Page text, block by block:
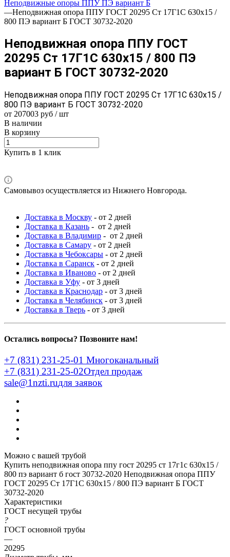
Неподвижные опоры ППУ ПЭ вариант Б
—Неподвижная опора ППУ ГОСТ 20295 Ст 17Г1С 630x15 /
800 ПЭ вариант Б ГОСТ 30732-2020
Неподвижная опора ППУ ГОСТ
20295 Ст 17Г1С 630x15 / 800 ПЭ
вариант Б ГОСТ 30732-2020
Неподвижная опора ППУ ГОСТ 20295 Ст 17Г1С 630x15 /
800 ПЭ вариант Б ГОСТ 30732-2020
от 207003 руб / шт
В наличии
В корзину
Купить в 1 клик
Самовывоз осуществляется из Нижнего Новгорода.
Доставка в Москву - от 2 дней
Доставка в Казань - от 2 дней
Доставка в Владимир - от 2 дней
Доставка в Самару - от 2 дней
Доставка в Чебоксары - от 2 дней
Доставка в Саранск - от 2 дней
Доставка в Иваново - от 2 дней
Доставка в Уфу - от 3 дней
Доставка в Краснодар - от 3 дней
Доставка в Челябинск - от 3 дней
Доставка в Тверь - от 3 дней
Остались вопросы? Позвоните нам!
+7 (831) 231-25-01 Многоканальный
+7 (831) 231-25-02Отдел продаж
sale@1nzti.ruдля заявок
Можно с вашей трубой
Купить неподвижная опора ппу гост 20295 ст 17г1с 630x15 /
800 пэ вариант б гост 30732-2020 Неподвижная опора ППУ
ГОСТ 20295 Ст 17Г1С 630x15 / 800 ПЭ вариант Б ГОСТ
30732-2020
Характеристики
ГОСТ несущей трубы
?
ГОСТ основной трубы
—
20295